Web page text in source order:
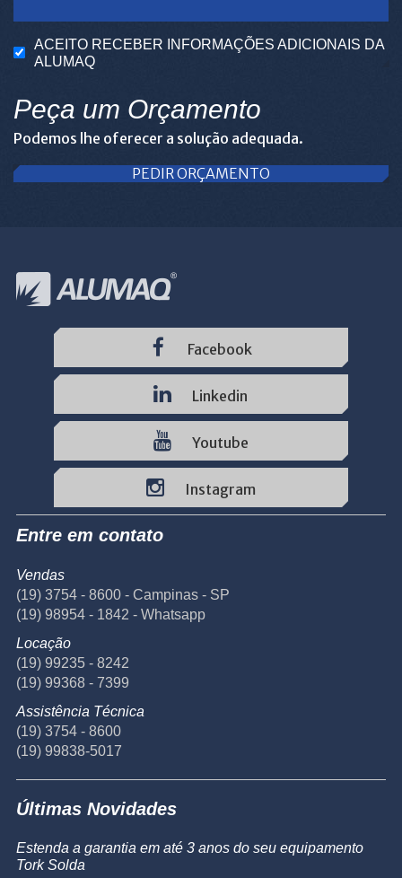
ACEITO RECEBER INFORMAÇÕES ADICIONAIS DA
ALUMAQ
Peça um Orçamento
Podemos lhe oferecer a solução adequada.
PEDIR ORÇAMENTO
Facebook
Linkedin
Youtube
Instagram
Entre em contato
Vendas
(19) 3754 - 8600 - Campinas - SP
(19) 98954 - 1842 - Whatsapp
Locação
(19) 99235 - 8242
(19) 99368 - 7399
Assistência Técnica
(19) 3754 - 8600
(19) 99838-5017
Últimas Novidades
Estenda a garantia em até 3 anos do seu equipamento
Tork Solda